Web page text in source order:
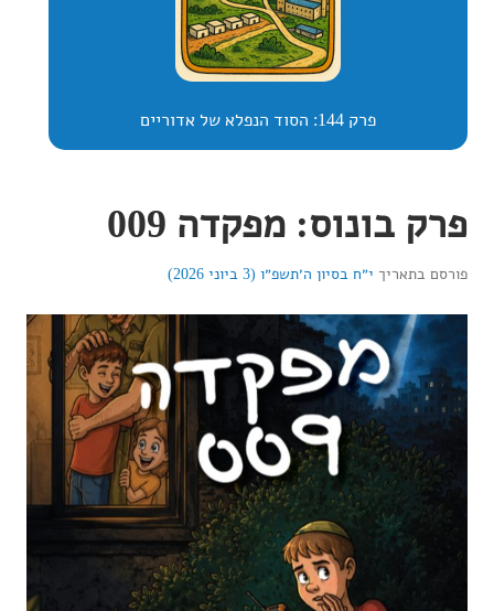
פרק 144: הסוד הנפלא של אדוריים
פרק בונוס: מפקדה 009
פורסם בתאריך י״ח בסיון ה׳תשפ״ו (3 ביוני 2026)